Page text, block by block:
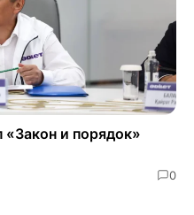
«Закон и порядок»
0